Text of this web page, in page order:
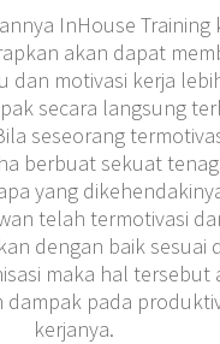
InHouse Training
akan dapat
dan motivasi kerja
secara langsung
seseorang
berbuat sekuat
yang
telah termotivasi
dengan baik sesuai
maka hal tersebut
dampak pada
kerjanya.